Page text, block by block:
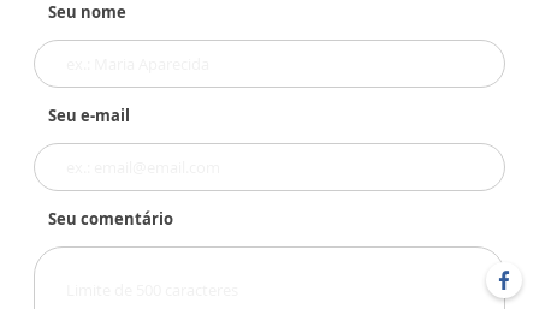
Seu nome
Seu e-mail
Seu comentário